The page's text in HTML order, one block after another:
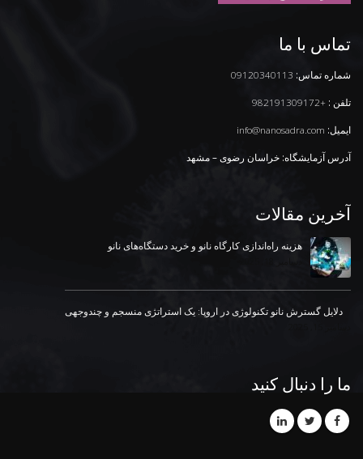
تماس با ما
شماره تماس: 09120340113
تلفن : +982191309172
ایمیل: info@nanosadra.com
آدرس آزمایشگاه: خراسان رضوی – مشهد
آخرین مقالات
هزینه راه‌اندازی کارگاه نانو و خرید دستگاه‌های نانو
دلایل گسترش نانو تکنولوژی در اروپا: یک استراتژی منسجم و چندوجهی
ما را دنبال کنید